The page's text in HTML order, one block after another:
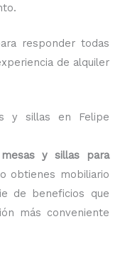
responder todas
de alquiler
y sillas en Felipe
mesas y sillas para
obtienes mobiliario
de beneficios que
más conveniente